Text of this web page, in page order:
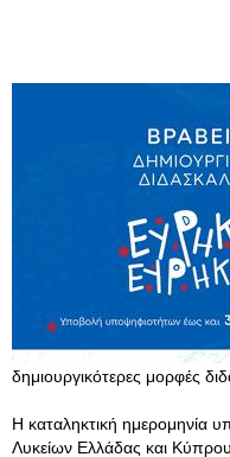
δημιουργικότερες μορφές
Η καταληκτική ημερομηνία
Λυκείων Ελλάδας και